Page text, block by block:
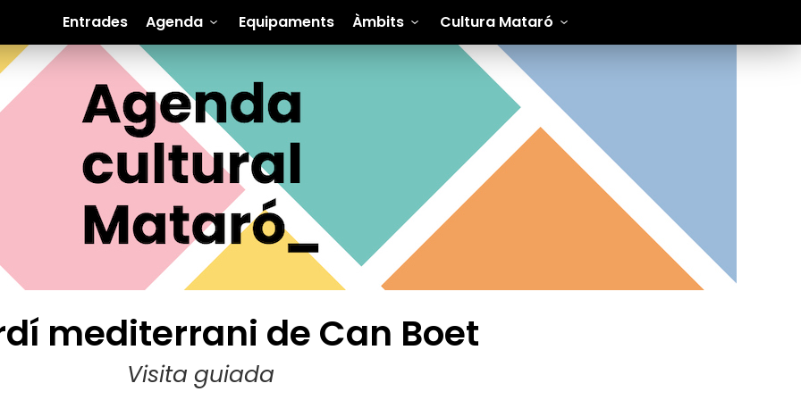
Entrades Agenda Equipaments Àmbits Cultura Mataró
mediterrani de Can Boet
Visita guiada